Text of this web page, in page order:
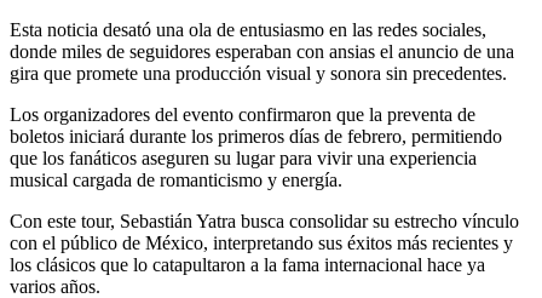
Esta noticia desató una ola de entusiasmo en las redes sociales,
donde miles de seguidores esperaban con ansias el anuncio de una
gira que promete una producción visual y sonora sin precedentes.
Los organizadores del evento confirmaron que la preventa de
boletos iniciará durante los primeros días de febrero, permitiendo
que los fanáticos aseguren su lugar para vivir una experiencia
musical cargada de romanticismo y energía.
Con este tour, Sebastián Yatra busca consolidar su estrecho vínculo
con el público de México, interpretando sus éxitos más recientes y
los clásicos que lo catapultaron a la fama internacional hace ya
varios años.